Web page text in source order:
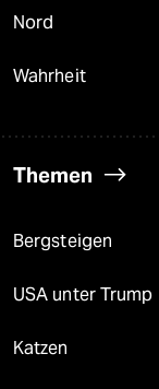
Nord
Wahrheit
Themen
Bergsteigen
USA unter Trump
Katzen